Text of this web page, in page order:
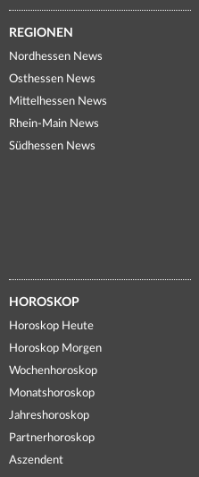
REGIONEN
Nordhessen News
Osthessen News
Mittelhessen News
Rhein-Main News
Südhessen News
HOROSKOP
Horoskop Heute
Horoskop Morgen
Wochenhoroskop
Monatshoroskop
Jahreshoroskop
Partnerhoroskop
Aszendent